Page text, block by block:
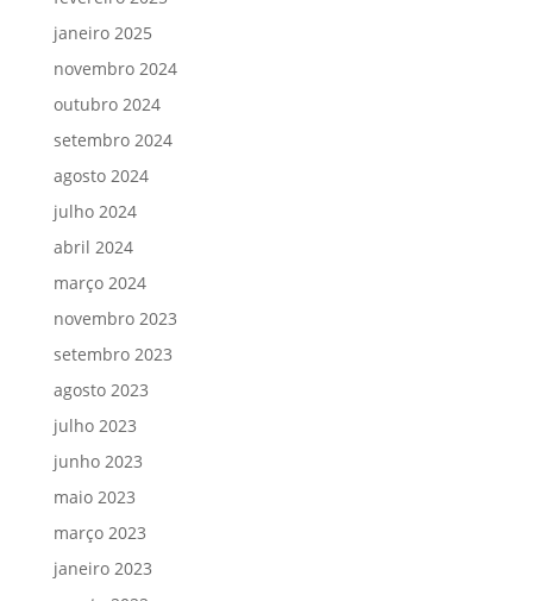
janeiro 2025
novembro 2024
outubro 2024
setembro 2024
agosto 2024
julho 2024
abril 2024
março 2024
novembro 2023
setembro 2023
agosto 2023
julho 2023
junho 2023
maio 2023
março 2023
janeiro 2023